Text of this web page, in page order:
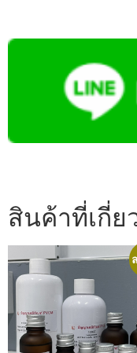
สินค้าที่เกี่ย